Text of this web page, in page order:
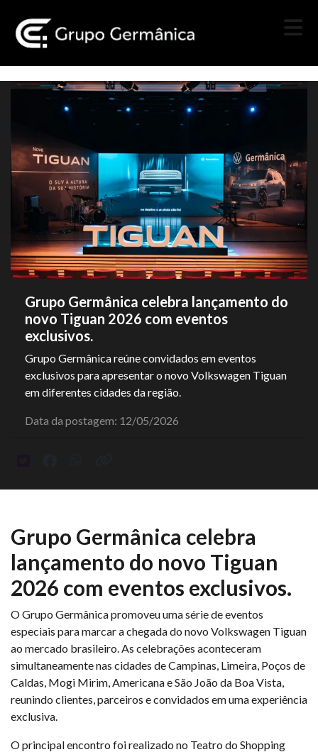
Grupo Germânica celebra lançamento do
novo Tiguan 2026 com eventos
exclusivos.
Grupo Germânica reúne convidados em eventos
exclusivos para apresentar o novo Volkswagen Tiguan
em diferentes cidades da região.
Data da postagem: 12/05/2026
Grupo Germânica celebra
lançamento do novo Tiguan
2026 com eventos exclusivos.
O Grupo Germânica promoveu uma série de eventos
especiais para marcar a chegada do novo Volkswagen Tiguan
ao mercado brasileiro. As celebrações aconteceram
simultaneamente nas cidades de Campinas, Limeira, Poços de
Caldas, Mogi Mirim, Americana e São João da Boa Vista,
reunindo clientes, parceiros e convidados em uma experiência
exclusiva.
O principal encontro foi realizado no Teatro do Shopping